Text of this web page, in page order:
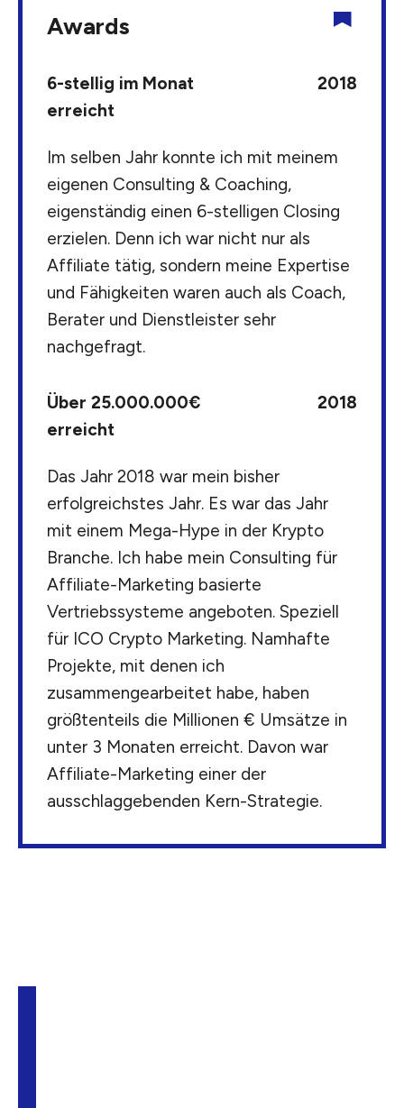
Awards
6-stellig im Monat
erreicht
2018
Im selben Jahr konnte ich mit meinem
eigenen Consulting & Coaching,
eigenständig einen 6-stelligen Closing
erzielen. Denn ich war nicht nur als
Affiliate tätig, sondern meine Expertise
und Fähigkeiten waren auch als Coach,
Berater und Dienstleister sehr
nachgefragt.
Über 25.000.000€
erreicht
2018
Das Jahr 2018 war mein bisher
erfolgreichstes Jahr. Es war das Jahr
mit einem Mega-Hype in der Krypto
Branche. Ich habe mein Consulting für
Affiliate-Marketing basierte
Vertriebssysteme angeboten. Speziell
für ICO Crypto Marketing. Namhafte
Projekte, mit denen ich
zusammengearbeitet habe, haben
größtenteils die Millionen € Umsätze in
unter 3 Monaten erreicht. Davon war
Affiliate-Marketing einer der
ausschlaggebenden Kern-Strategie.